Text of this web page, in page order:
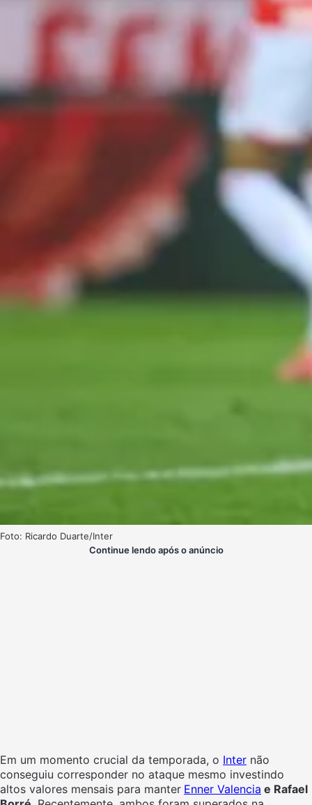
Foto: Ricardo Duarte/Inter
Continue lendo após o anúncio
Em um momento crucial da temporada, o Inter não
conseguiu corresponder no ataque mesmo investindo
altos valores mensais para manter Enner Valencia e Rafael